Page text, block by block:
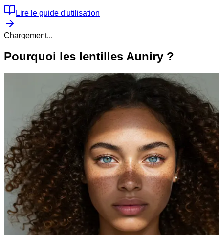
Lire le guide d'utilisation
Chargement...
Pourquoi les lentilles Auniry ?